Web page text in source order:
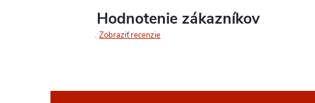
Hodnotenie zákazníkov
Zobraziť recenzie